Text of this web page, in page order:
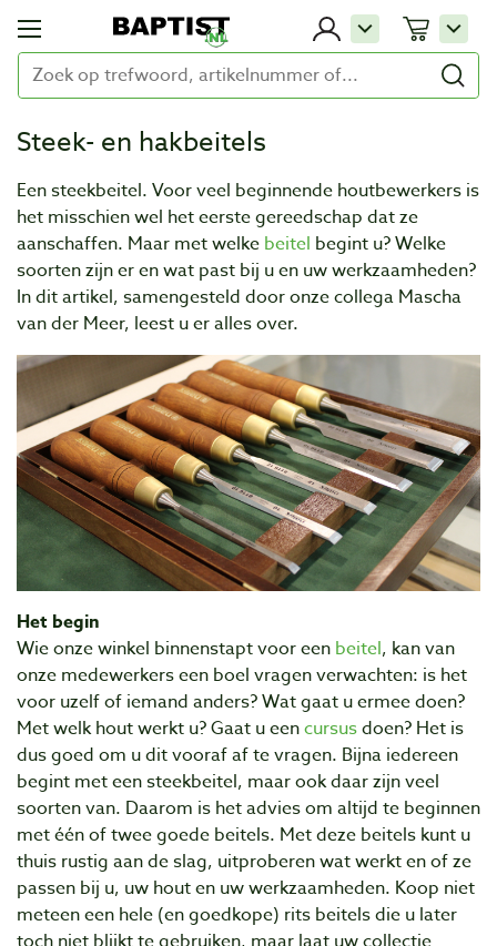
Steek- en hakbeitels
Een steekbeitel. Voor veel beginnende houtbewerkers is
het misschien wel het eerste gereedschap dat ze
aanschaffen. Maar met welke beitel begint u? Welke
soorten zijn er en wat past bij u en uw werkzaamheden?
In dit artikel, samengesteld door onze collega Mascha
van der Meer, leest u er alles over.
Het begin
Wie onze winkel binnenstapt voor een beitel, kan van
onze medewerkers een boel vragen verwachten: is het
voor uzelf of iemand anders? Wat gaat u ermee doen?
Met welk hout werkt u? Gaat u eencursusdoen? Het is
dus goed om u dit vooraf af te vragen. Bijna iedereen
begint met een steekbeitel, maar ook daar zijn veel
soorten van. Daarom is het advies om altijd te beginnen
met één of twee goede beitels. Met deze beitels kunt u
thuis rustig aan de slag, uitproberen wat werkt en of ze
passen bij u, uw hout en uw werkzaamheden. Koop niet
meteen een hele (en goedkope) rits beitels die u later